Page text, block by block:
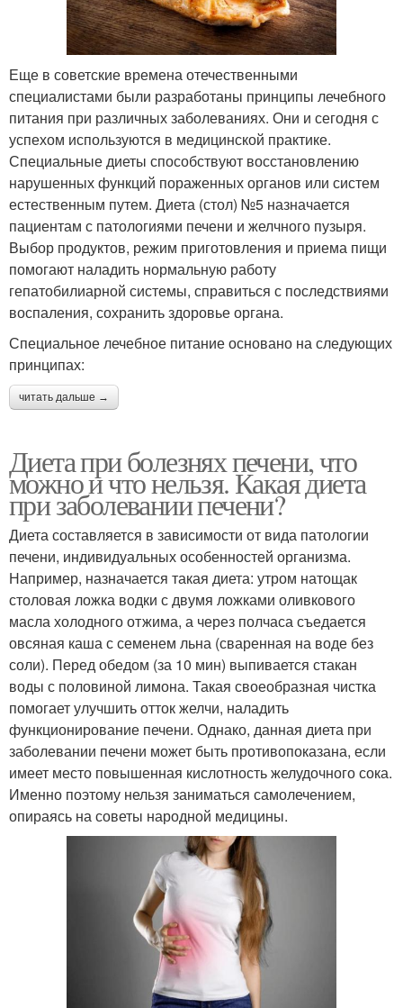
Еще в советские времена отечественными
специалистами были разработаны принципы лечебного
питания при различных заболеваниях. Они и сегодня с
успехом используются в медицинской практике.
Специальные диеты способствуют восстановлению
нарушенных функций пораженных органов или систем
естественным путем. Диета (стол) №5 назначается
пациентам с патологиями печени и желчного пузыря.
Выбор продуктов, режим приготовления и приема пищи
помогают наладить нормальную работу
гепатобилиарной системы, справиться с последствиями
воспаления, сохранить здоровье органа.
Специальное лечебное питание основано на следующих
принципах:
читать дальше →
Диета при болезнях печени, что
можно и что нельзя. Какая диета
при заболевании печени?
Диета составляется в зависимости от вида патологии
печени, индивидуальных особенностей организма.
Например, назначается такая диета: утром натощак
столовая ложка водки с двумя ложками оливкового
масла холодного отжима, а через полчаса съедается
овсяная каша с семенем льна (сваренная на воде без
соли). Перед обедом (за 10 мин) выпивается стакан
воды с половиной лимона. Такая своеобразная чистка
помогает улучшить отток желчи, наладить
функционирование печени. Однако, данная диета при
заболевании печени может быть противопоказана, если
имеет место повышенная кислотность желудочного сока.
Именно поэтому нельзя заниматься самолечением,
опираясь на советы народной медицины.